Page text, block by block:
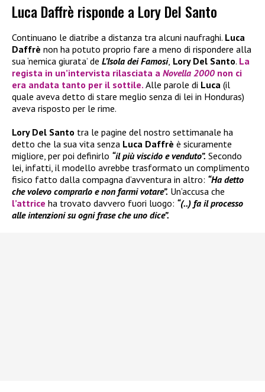
Luca Daffrè risponde a Lory Del Santo
Continuano le diatribe a distanza tra alcuni naufraghi. Luca
Daffrè non ha potuto proprio fare a meno di rispondere alla
sua ‘nemica giurata’ de L’Isola dei Famosi, Lory Del Santo. La
regista in un’intervista rilasciata a Novella 2000 non ci
era andata tanto per il sottile. Alle parole di Luca (il
quale aveva detto di stare meglio senza di lei in Honduras)
aveva risposto per le rime.
Lory Del Santo tra le pagine del nostro settimanale ha
detto che la sua vita senza Luca Daffrè è sicuramente
migliore, per poi definirlo “il più viscido e venduto”. Secondo
lei, infatti, il modello avrebbe trasformato un complimento
fisico fatto dalla compagna d’avventura in altro: “Ha detto
che volevo comprarlo e non farmi votare”. Un’accusa che
l’attrice ha trovato davvero fuori luogo: “(..) fa il processo
alle intenzioni su ogni frase che uno dice”.